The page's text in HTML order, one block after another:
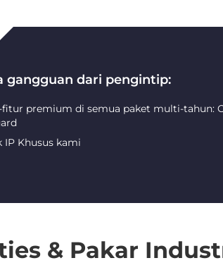
gangguan dari pengintip:
fitur premium di semua paket multi-tahun:
Khusus kami
& Pakar